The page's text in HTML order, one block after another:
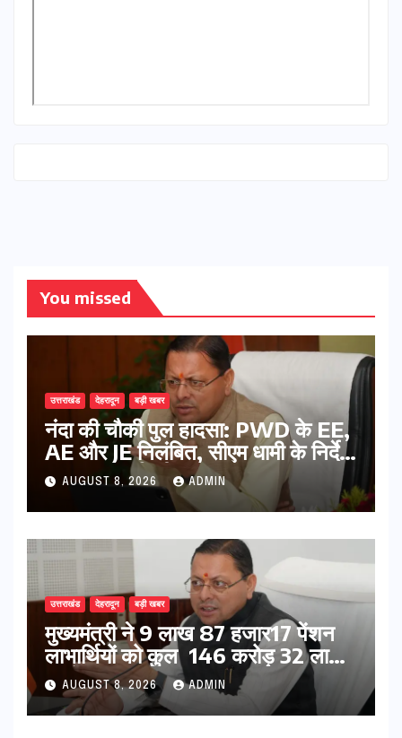
You missed
उत्तराखंड देहरादून बड़ी खबर
नंदा की चौकी पुल हादसा: PWD के EE,
AE और JE निलंबित, सीएम धामी के निर्देश
पर सख्त कार्रवाई
AUGUST 8, 2026 ADMIN
उत्तराखंड देहरादून बड़ी खबर
मुख्यमंत्री ने 9 लाख 87 हजार17 पेंशन
लाभार्थियों को कुल 146 करोड़ 32 लाख
की पेंशन राशि का किया भुगतान
AUGUST 8, 2026 ADMIN